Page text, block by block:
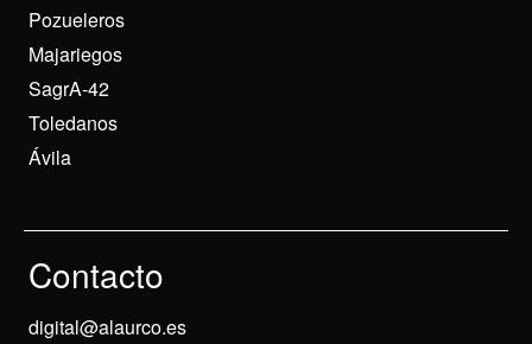
Pozueleros
Majariegos
SagrA-42
Toledanos
Ávila
Contacto
digital@alaurco.es